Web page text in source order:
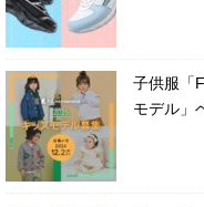
子供服「
モデル」